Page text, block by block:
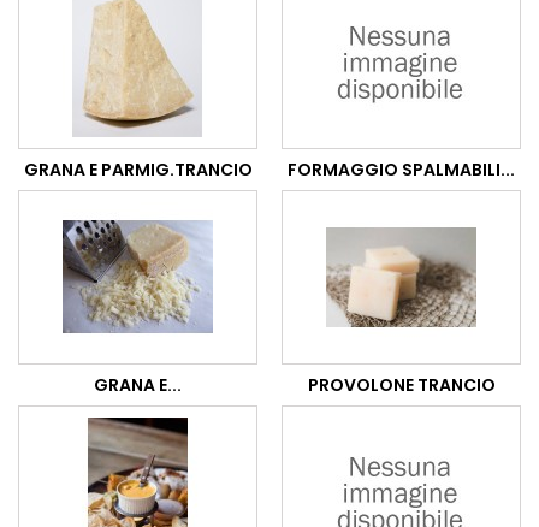
GRANA E PARMIG.TRANCIO FORMAGGIO SPALMABILI...
GRANA E... PROVOLONE TRANCIO